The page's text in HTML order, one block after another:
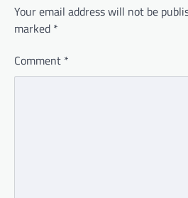
Your email address will not be
marked *
Comment *